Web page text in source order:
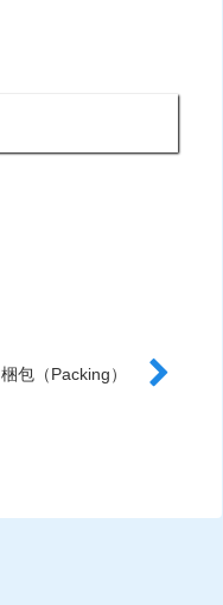
梱包（Packing）